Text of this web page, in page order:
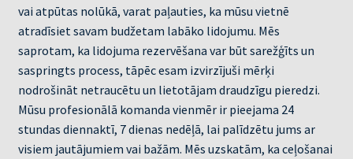
vai atpūtas nolūkā, varat paļauties, ka mūsu vietnē
atradīsiet savam budžetam labāko lidojumu. Mēs
saprotam, ka lidojuma rezervēšana var būt sarežģīts un
saspringts process, tāpēc esam izvirzījuši mērķi
nodrošināt netraucētu un lietotājam draudzīgu pieredzi.
Mūsu profesionālā komanda vienmēr ir pieejama 24
stundas diennaktī, 7 dienas nedēļā, lai palīdzētu jums ar
visiem jautājumiem vai bažām. Mēs uzskatām, ka ceļošanai